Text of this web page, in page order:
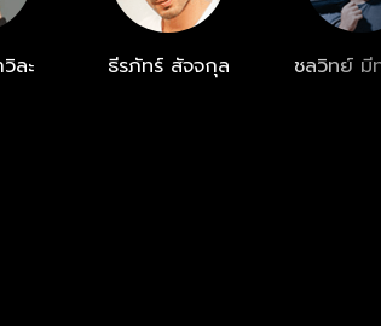
ละ ธีรภัทร์ สัจจกุล ชลวิทย์ มี